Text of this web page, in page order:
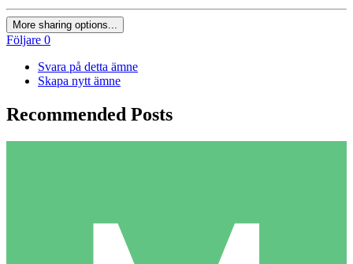
More sharing options...
Följare 0
Svara på detta ämne
Skapa nytt ämne
Recommended Posts